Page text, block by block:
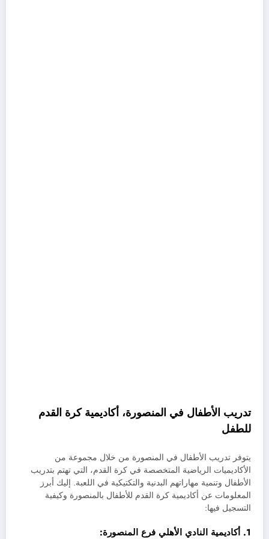
تدريب الأطفال في المنصورة، أكاديمية كرة القدم
للطفل
يتوفر تدريب الأطفال في المنصورة من خلال مجموعة من
الأكاديميات الرياضية المتخصصة في كرة القدم، التي تهتم بتدريب
الأطفال وتنمية مهاراتهم البدنية والتكتيكية في اللعبة. إليك أبرز
المعلومات عن أكاديمية كرة القدم للأطفال بالمنصورة وكيفية
التسجيل فيها:
1. أكاديمية النادي الأهلي فرع المنصورة: